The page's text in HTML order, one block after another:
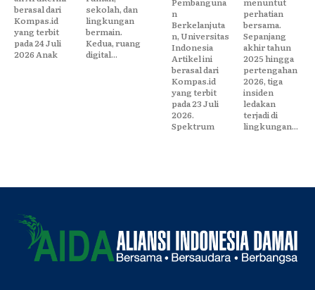
berasal dari
Kompas.id
yang terbit
pada 24 Juli
2026 Anak
sekolah, dan
lingkungan
bermain.
Kedua, ruang
digital...
n
Berkelanjuta
n, Universitas
Indonesia
Artikel ini
berasal dari
Kompas.id
yang terbit
pada 23 Juli
2026.
Spektrum
perhatian
bersama.
Sepanjang
akhir tahun
2025 hingga
pertengahan
2026, tiga
insiden
ledakan
terjadi di
lingkungan...